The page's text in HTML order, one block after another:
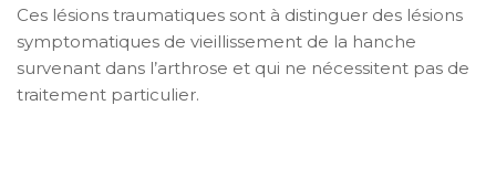
Ces lésions traumatiques sont à distinguer des lésions
symptomatiques de vieillissement de la hanche
survenant dans l’arthrose et qui ne nécessitent pas de
traitement particulier.